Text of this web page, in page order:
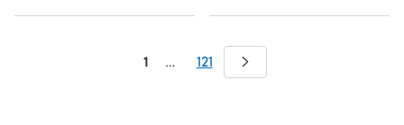
1 … 121